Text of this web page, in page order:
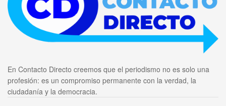
En Contacto Directo creemos que el periodismo no es solo una
profesión: es un compromiso permanente con la verdad, la
ciudadanía y la democracia.